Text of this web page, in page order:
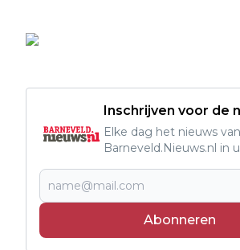
Inschrijven voor de
Elke dag het nieuws van
Barneveld.Nieuws.nl in
Abonneren